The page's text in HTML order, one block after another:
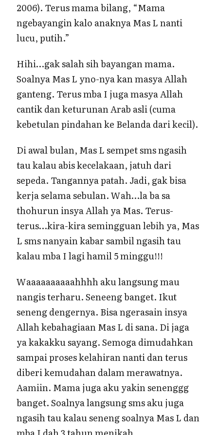
2006). Terus mama bilang, “Mama
ngebayangin kalo anaknya Mas L nanti
lucu, putih.”
Hihi…gak salah sih bayangan mama.
Soalnya Mas L yno-nya kan masya Allah
ganteng. Terus mba I juga masya Allah
cantik dan keturunan Arab asli (cuma
kebetulan pindahan ke Belanda dari kecil).
Di awal bulan, Mas L sempet sms ngasih
tau kalau abis kecelakaan, jatuh dari
sepeda. Tangannya patah. Jadi, gak bisa
kerja selama sebulan. Wah…la ba sa
thohurun insya Allah ya Mas. Terus-
terus…kira-kira semingguan lebih ya, Mas
L sms nanyain kabar sambil ngasih tau
kalau mba I lagi hamil 5 minggu!!!
Waaaaaaaaaahhhh aku langsung mau
nangis terharu. Seneeng banget. Ikut
seneng dengernya. Bisa ngerasain insya
Allah kebahagiaan Mas L di sana. Di jaga
ya kakakku sayang. Semoga dimudahkan
sampai proses kelahiran nanti dan terus
diberi kemudahan dalam merawatnya.
Aamiin. Mama juga aku yakin senenggg
banget. Soalnya langsung sms aku juga
ngasih tau kalau seneng soalnya Mas L dan